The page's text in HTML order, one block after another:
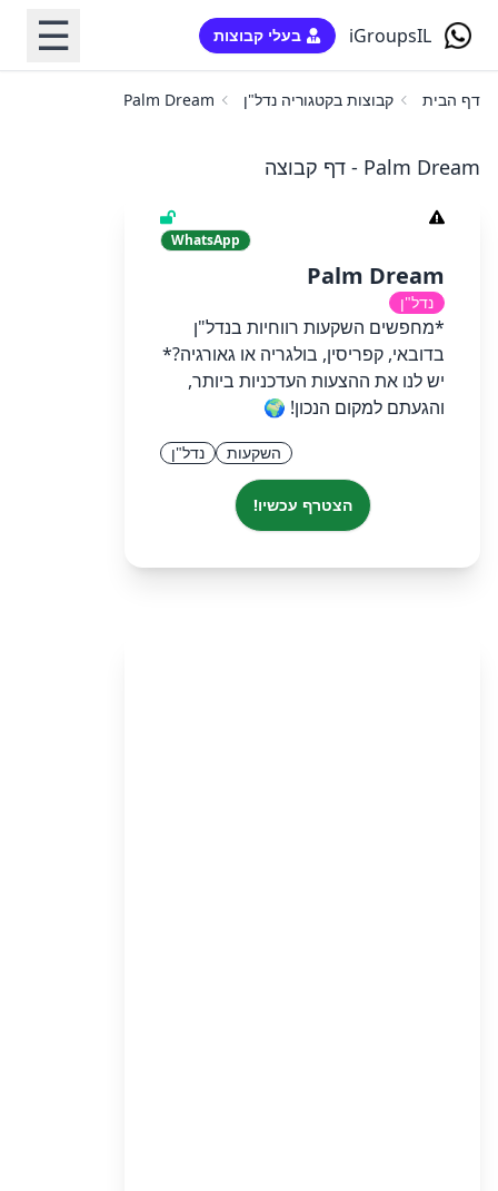
iGroupsIL בעלי קבוצות ☰
דף הבית קבוצות בקטגוריה נדל"ן Palm Dream
Palm Dream - דף קבוצה
WhatsApp
Palm Dream
נדל"ן
*מחפשים השקעות רווחיות בנדל"ן
בדובאי, קפריסין, בולגריה או גאורגיה?*
יש לנו את ההצעות העדכניות ביותר,
והגעתם למקום הנכון! 🌍
השקעות נדל"ן
הצטרף עכשיו!